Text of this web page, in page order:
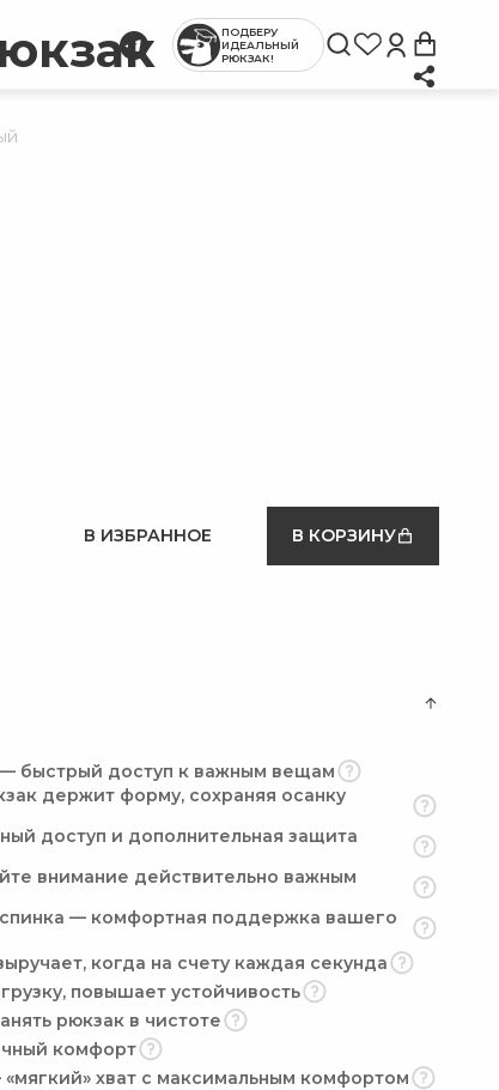
ПОДБЕРУ
ИДЕАЛЬНЫЙ
РЮКЗАК!
В ИЗБРАННОЕ В КОРЗИНУ
быстрый доступ к важным вещам
держит форму, сохраняя осанку
доступ и дополнительная защита
внимание действительно важным
— комфортная поддержка вашего
когда на счету каждая секунда
повышает устойчивость
рюкзак в чистоте
комфорт
хват с максимальным комфортом